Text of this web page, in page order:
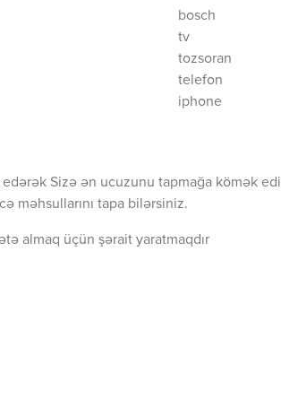
bosch
tv
tozsoran
telefon
iphone
Sizə ən ucuzunu tapmağa kömək
məhsullarını tapa bilərsiniz.
almaq üçün şərait yaratmaqdır